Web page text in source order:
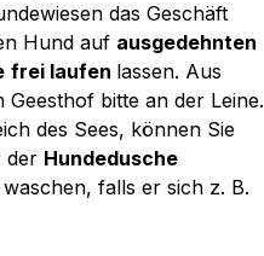
das Geschäft
Hund auf ausgedehnten
frei laufen lassen. Aus
bitte an der Leine.
des Sees, können Sie
der Hundedusche
falls er sich z. B.